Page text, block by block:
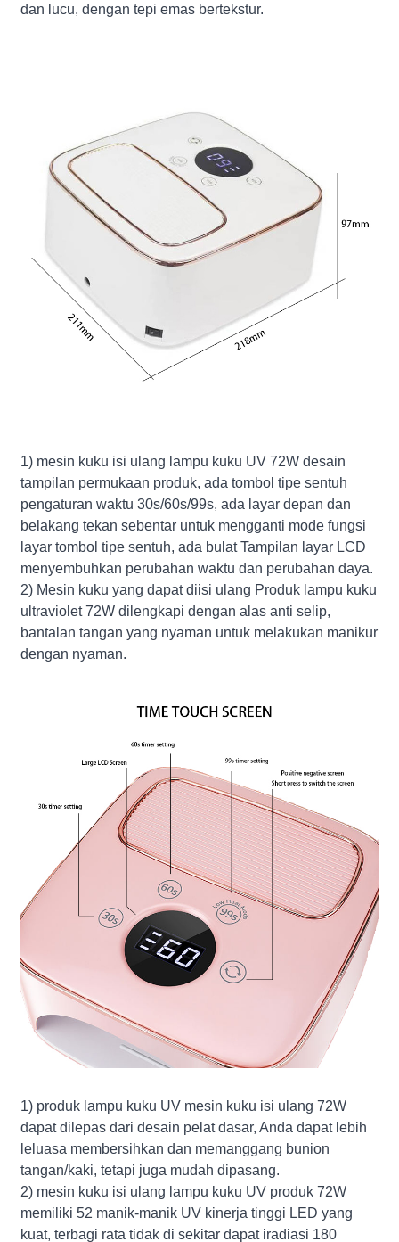
dan lucu, dengan tepi emas bertekstur.
1) mesin kuku isi ulang lampu kuku UV 72W desain
tampilan permukaan produk, ada tombol tipe sentuh
pengaturan waktu 30s/60s/99s, ada layar depan dan
belakang tekan sebentar untuk mengganti mode fungsi
layar tombol tipe sentuh, ada bulat Tampilan layar LCD
menyembuhkan perubahan waktu dan perubahan daya.
2) Mesin kuku yang dapat diisi ulang Produk lampu kuku
ultraviolet 72W dilengkapi dengan alas anti selip,
bantalan tangan yang nyaman untuk melakukan manikur
dengan nyaman.
1) produk lampu kuku UV mesin kuku isi ulang 72W
dapat dilepas dari desain pelat dasar, Anda dapat lebih
leluasa membersihkan dan memanggang bunion
tangan/kaki, tetapi juga mudah dipasang.
2) mesin kuku isi ulang lampu kuku UV produk 72W
memiliki 52 manik-manik UV kinerja tinggi LED yang
kuat, terbagi rata tidak di sekitar dapat iradiasi 180